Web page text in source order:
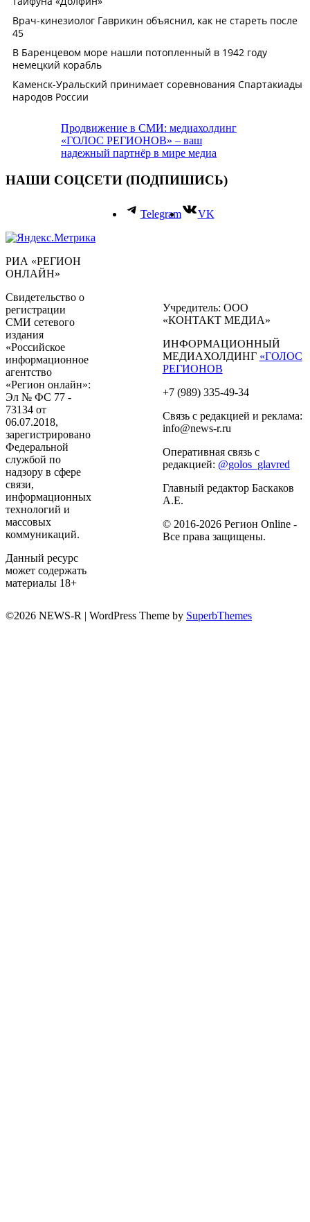
Продвижение в СМИ: медиахолдинг
«ГОЛОС РЕГИОНОВ» – ваш
надежный партнёр в мире медиа
НАШИ СОЦСЕТИ (ПОДПИШИСЬ)
Telegram VK
РИА «РЕГИОН
ОНЛАЙН»
Свидетельство о
регистрации
СМИ сетевого
издания
«Российское
информационное
агентство
«Регион онлайн»:
Эл № ФС 77 -
73134 от
06.07.2018,
зарегистрировано
Федеральной
службой по
надзору в сфере
связи,
информационных
технологий и
массовых
коммуникаций.
Данный ресурс
может содержать
материалы 18+
Учредитель: ООО
«КОНТАКТ МЕДИА»
ИНФОРМАЦИОННЫЙ
МЕДИАХОЛДИНГ «ГОЛОС
РЕГИОНОВ
+7 (989) 335-49-34
Связь с редакцией и реклама:
info@news-r.ru
Оперативная связь с
редакцией: @golos_glavred
Главный редактор Баскаков
А.Е.
© 2016-2026 Регион Online -
Все права защищены.
©2026 NEWS-R | WordPress Theme by SuperbThemes